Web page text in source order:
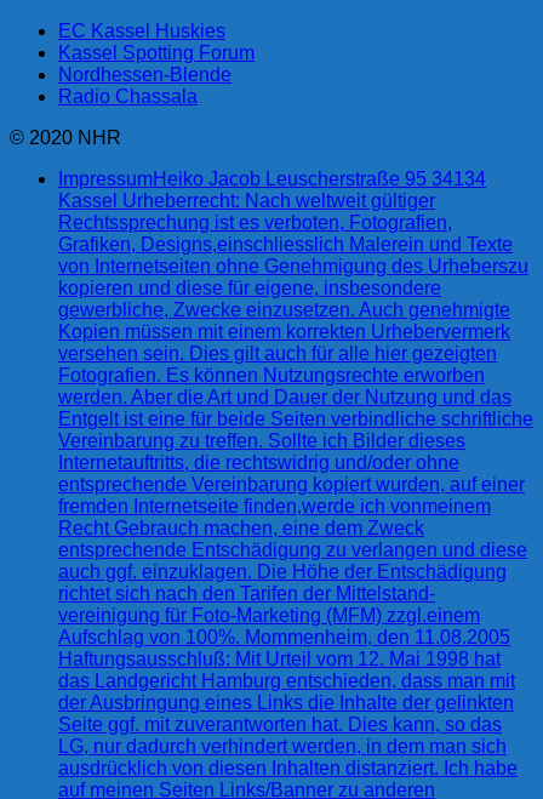
EC Kassel Huskies
Kassel Spotting Forum
Nordhessen-Blende
Radio Chassala
© 2020 NHR
ImpressumHeiko Jacob Leuscherstraße 95 34134
Kassel Urheberrecht: Nach weltweit gültiger
Rechtssprechung ist es verboten, Fotografien,
Grafiken, Designs,einschliesslich Malerein und Texte
von Internetseiten ohne Genehmigung des Urheberszu
kopieren und diese für eigene, insbesondere
gewerbliche, Zwecke einzusetzen. Auch genehmigte
Kopien müssen mit einem korrekten Urhebervermerk
versehen sein. Dies gilt auch für alle hier gezeigten
Fotografien. Es können Nutzungsrechte erworben
werden. Aber die Art und Dauer der Nutzung und das
Entgelt ist eine für beide Seiten verbindliche schriftliche
Vereinbarung zu treffen. Sollte ich Bilder dieses
Internetauftritts, die rechtswidrig und/oder ohne
entsprechende Vereinbarung kopiert wurden, auf einer
fremden Internetseite finden,werde ich vonmeinem
Recht Gebrauch machen, eine dem Zweck
entsprechende Entschädigung zu verlangen und diese
auch ggf. einzuklagen. Die Höhe der Entschädigung
richtet sich nach den Tarifen der Mittelstand-
vereinigung für Foto-Marketing (MFM) zzgl.einem
Aufschlag von 100%. Mommenheim, den 11.08.2005
Haftungsausschluß: Mit Urteil vom 12. Mai 1998 hat
das Landgericht Hamburg entschieden, dass man mit
der Ausbringung eines Links die Inhalte der gelinkten
Seite ggf. mit zuverantworten hat. Dies kann, so das
LG, nur dadurch verhindert werden, in dem man sich
ausdrücklich von diesen Inhalten distanziert. Ich habe
auf meinen Seiten Links/Banner zu anderen